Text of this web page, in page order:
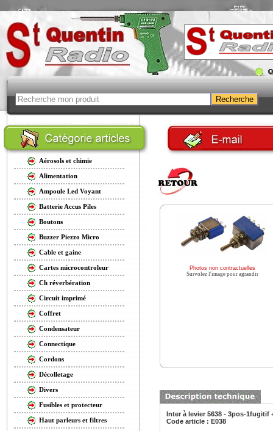
Aérosols et chimie
Alimentation
Ampoule Led Voyant
Batterie Accus Piles
Boutons
Buzzer Piezzo Micro
Cable et gaine
Cartes microcontroleur
Ch réverbération
Circuit imprimé
Coffret
Condensateur
Connectique
Cordons
Décolletage
Divers
Fusibles et protecteur
Haut parleurs et filtres
Photos non contractuelles
Survolez l'image pour agrandir
Inter à levier 5638 - 3pos-1fugitif
Code article : E038